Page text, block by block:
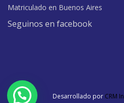
Matriculado en Buenos Aires
Seguinos en facebook
Desarrollado por CRM